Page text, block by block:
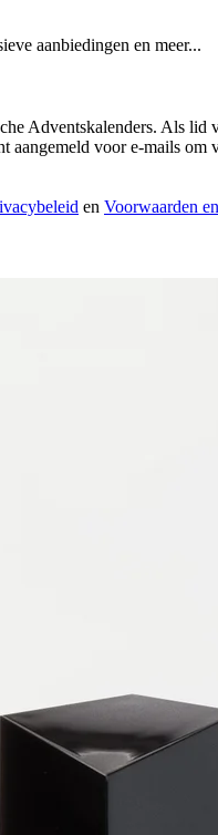
aanbiedingen en meer...
Adventskalenders. Als
voor e-mails
en Voorwaarden